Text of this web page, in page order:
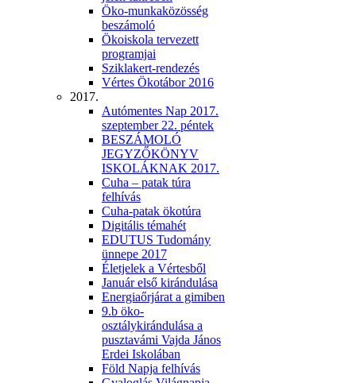
Öko-munkaközösség
beszámoló
Ökoiskola tervezett
programjai
Sziklakert-rendezés
Vértes Ökotábor 2016
2017.
Autómentes Nap 2017.
szeptember 22. péntek
BESZÁMOLÓ
JEGYZŐKÖNYV
ISKOLÁKNAK 2017.
Cuha – patak túra
felhívás
Cuha-patak ökotúra
Digitális témahét
EDUTUS Tudomány
ünnepe 2017
Életjelek a Vértesből
Január első kirándulása
Energiaőrjárat a gimiben
9.b öko-
osztálykirándulása a
pusztavámi Vajda János
Erdei Iskolában
Föld Napja felhívás